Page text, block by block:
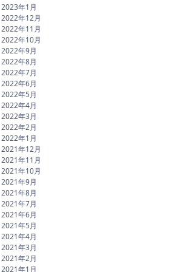
2023年1月
2022年12月
2022年11月
2022年10月
2022年9月
2022年8月
2022年7月
2022年6月
2022年5月
2022年4月
2022年3月
2022年2月
2022年1月
2021年12月
2021年11月
2021年10月
2021年9月
2021年8月
2021年7月
2021年6月
2021年5月
2021年4月
2021年3月
2021年2月
2021年1月